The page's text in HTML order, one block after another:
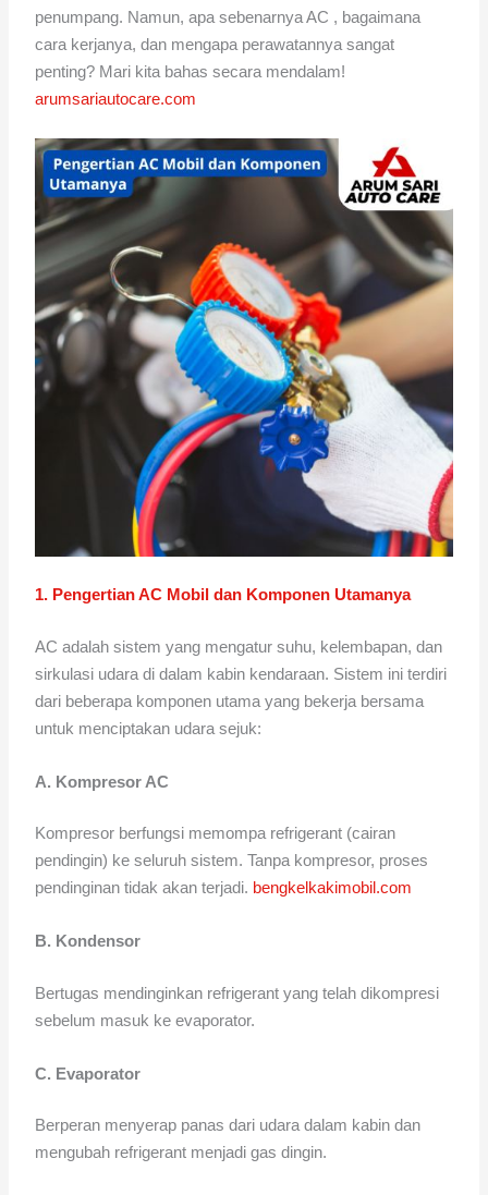
penumpang. Namun, apa sebenarnya AC , bagaimana
cara kerjanya, dan mengapa perawatannya sangat
penting? Mari kita bahas secara mendalam!
arumsariautocare.com
1. Pengertian AC Mobil dan Komponen Utamanya
AC adalah sistem yang mengatur suhu, kelembapan, dan
sirkulasi udara di dalam kabin kendaraan. Sistem ini terdiri
dari beberapa komponen utama yang bekerja bersama
untuk menciptakan udara sejuk:
A. Kompresor AC
Kompresor berfungsi memompa refrigerant (cairan
pendingin) ke seluruh sistem. Tanpa kompresor, proses
pendinginan tidak akan terjadi. bengkelkakimobil.com
B. Kondensor
Bertugas mendinginkan refrigerant yang telah dikompresi
sebelum masuk ke evaporator.
C. Evaporator
Berperan menyerap panas dari udara dalam kabin dan
mengubah refrigerant menjadi gas dingin.